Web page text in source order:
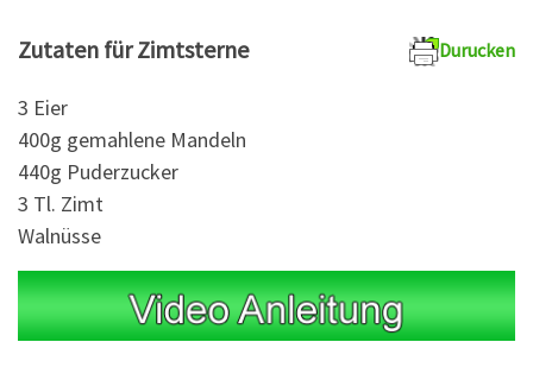
Durucken
Zutaten für Zimtsterne
3 Eier
400g gemahlene Mandeln
440g Puderzucker
3 Tl. Zimt
Walnüsse